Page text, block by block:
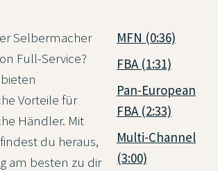
Selbermacher
Full-Service?
Vorteile für
Händler. Mit
du heraus,
am besten zu dir
MFN (0:36)
FBA (1:31)
Pan-European
FBA (2:33)
Multi-Channel
(3:00)